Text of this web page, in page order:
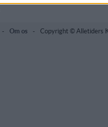
- Om os - Copyright © Alletiders